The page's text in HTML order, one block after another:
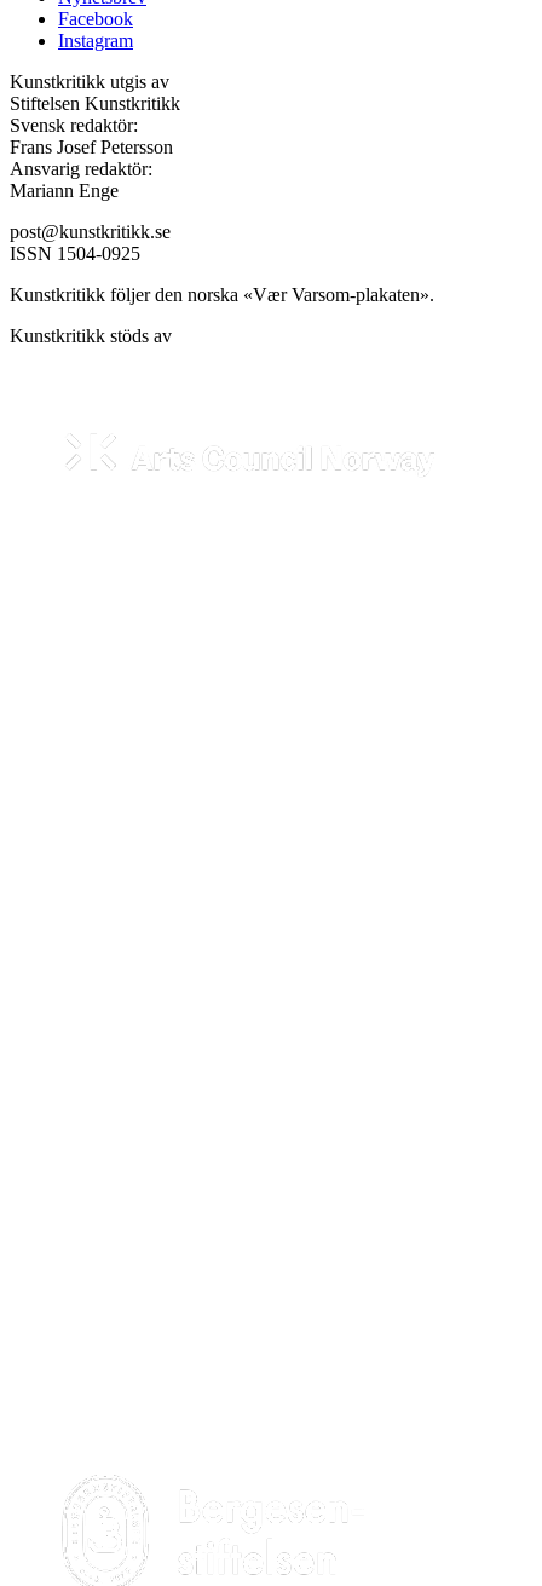
Facebook
Instagram
Kunstkritikk utgis av
Stiftelsen Kunstkritikk
Svensk redaktör:
Frans Josef Petersson
Ansvarig redaktör:
Mariann Enge
post@kunstkritikk.se
ISSN 1504-0925
Kunstkritikk följer den norska «Vær Varsom-plakaten».
Kunstkritikk stöds av